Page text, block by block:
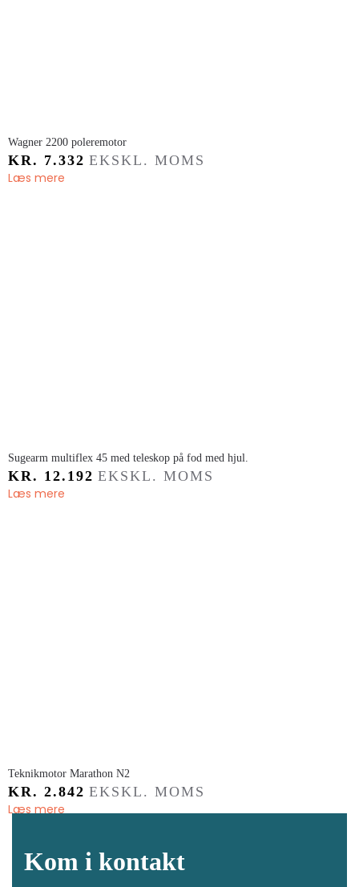
​Wagner 2200 poleremotor
KR. 7.332 EKSKL. MOMS
Læs mere
​Sugearm multiflex 45 med teleskop på fod med hjul.
KR. 12.192 EKSKL. MOMS
Læs mere
Teknikmotor Marathon N2
KR. 2.842 EKSKL. MOMS
Læs mere
Kom i kontakt